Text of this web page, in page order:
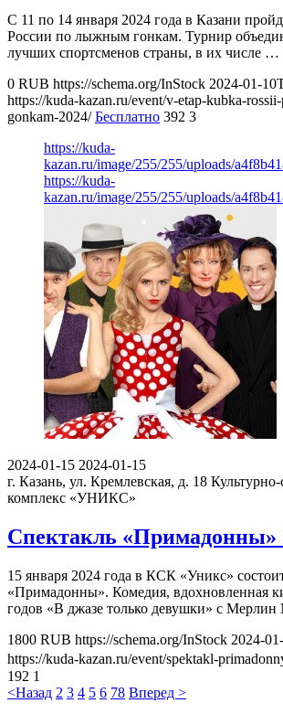
C 11 по 14 января 2024 года в Казани
России по лыжным гонкам. Турнир
лучших спортсменов страны, в их числе …
0 RUB https://schema.org/InStock 2024-01-
https://kuda-kazan.ru/event/v-etap-kubka-
gonkam-2024/ Бесплатно 392 3
https://kuda-
kazan.ru/image/255/255/uploads/
https://kuda-
kazan.ru/image/255/255/uploads/
2024-01-15 2024-01-15
г. Казань, ул. Кремлевская, д. 18
комплекс «УНИКС»
Спектакль «Примадонны»
15 января 2024 года в КСК «Уникс»
«Примадонны». Комедия, вдохновленная
годов «В джазе только девушки» с
1800 RUB https://schema.org/InStock 2024-
https://kuda-kazan.ru/event/spektakl-
192 1
<Назад 2 3 4 5 6 78 Вперед >